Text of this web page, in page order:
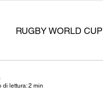
RUGBY WORLD CUP
di lettura: 2 min